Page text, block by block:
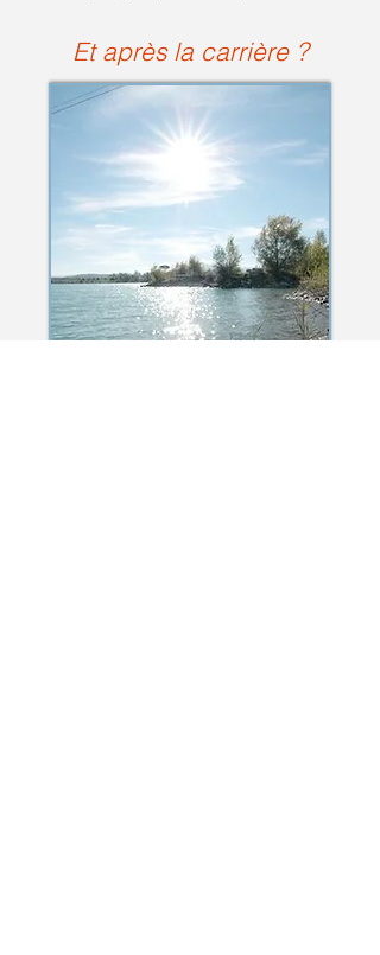
Et après la carrière ?